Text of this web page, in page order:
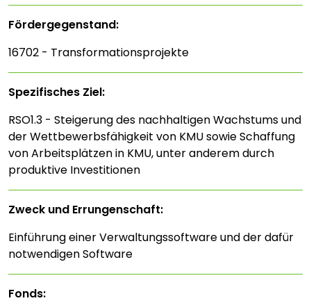
Fördergegenstand:
16702 - Transformationsprojekte
Spezifisches Ziel:
RSO1.3 - Steigerung des nachhaltigen Wachstums und
der Wettbewerbsfähigkeit von KMU sowie Schaffung
von Arbeitsplätzen in KMU, unter anderem durch
produktive Investitionen
Zweck und Errungenschaft:
Einführung einer Verwaltungssoftware und der dafür
notwendigen Software
Fonds: